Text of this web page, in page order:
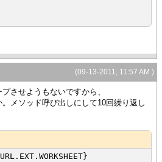
= "yellow",
30pt, col = 3, colspan = 5,
(09-13-2011, 11:57 AM )
させようもないですから、
メソッド呼び出しにして10回繰り返し